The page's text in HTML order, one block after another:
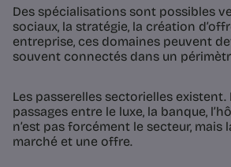
Des spécialisations sont possibles
sociaux, la stratégie, la création
entreprise, ces domaines peuvent
souvent connectés dans un
Les passerelles sectorielles
passages entre le luxe, la banque,
n’est pas forcément le secteur,
marché et une offre.